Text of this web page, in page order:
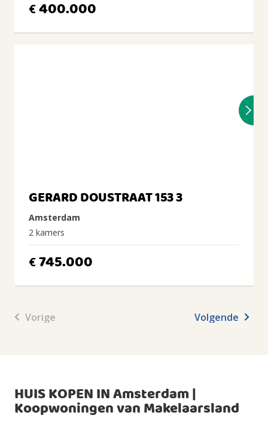
€400.000
GERARD DOUSTRAAT 153 3
Amsterdam
2 kamers
€745.000
Vorige Volgende
HUIS KOPEN IN Amsterdam |
Koopwoningen van Makelaarsland